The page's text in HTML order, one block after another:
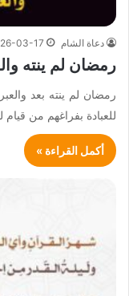
دعاة الشام 03-17
رمضان لم ينته
رمضان لم ينته بعد
للعبادة بفراغهم من قيام ليلة ٢٧ رمضان
أكمل القراءة »